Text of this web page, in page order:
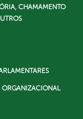
CHAMAMENTO
ORGANIZACIONAL